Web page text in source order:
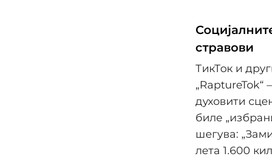
стравови
ТикТок и
„RaptureTok“
духовити
биле
шегува:
лета 1.600